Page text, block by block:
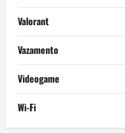
Valorant
Vazamento
Videogame
Wi-Fi